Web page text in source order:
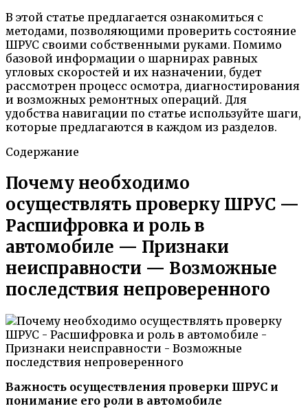
В этой статье предлагается ознакомиться с
методами, позволяющими проверить состояние
ШРУС своими собственными руками. Помимо
базовой информации о шарнирах равных
угловых скоростей и их назначении, будет
рассмотрен процесс осмотра, диагностирования
и возможных ремонтных операций. Для
удобства навигации по статье используйте шаги,
которые предлагаются в каждом из разделов.
Содержание
Почему необходимо
осуществлять проверку ШРУС —
Расшифровка и роль в
автомобиле — Признаки
неисправности — Возможные
последствия непроверенного
Важность осуществления проверки ШРУС и
понимание его роли в автомобиле